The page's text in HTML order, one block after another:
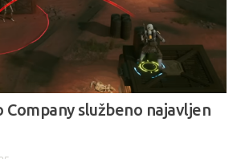
Company službeno najavljen